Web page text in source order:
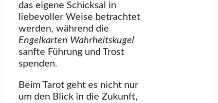
das eigene Schicksal in
liebevoller Weise betrachtet
werden, während die
Engelkarten Wahrheitskugel
sanfte Führung und Trost
spenden.
Beim Tarot geht es nicht nur
um den Blick in die Zukunft,